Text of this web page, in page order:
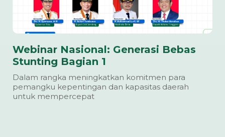
Webinar Nasional: Generasi Bebas
Stunting Bagian 1
Dalam rangka meningkatkan komitmen para
pemangku kepentingan dan kapasitas daerah
untuk mempercepat